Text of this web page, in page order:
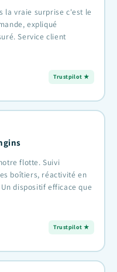
la vraie surprise c'est le
expliqué
Service client
Trustpilot ★
flotte. Suivi
boîtiers, réactivité en
dispositif efficace que
Trustpilot ★